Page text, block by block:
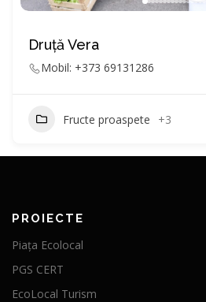
Druță Vera
Mobil: +373 69131286
Fructe proaspete +3
PROIECTE
Piața Ecolocal
PGS CERT
EcoLocal Turism